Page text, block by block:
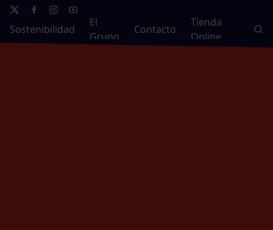
Sostenibilidad
El
Grupo
Contacto
Tienda
Online